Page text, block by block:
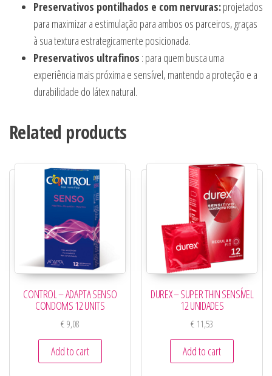
Preservativos pontilhados e com nervuras:projetados
para maximizar a estimulação para ambos os parceiros, graças
à sua textura estrategicamente posicionada.
Preservativos ultrafinos : para quem busca uma
experiência mais próxima e sensível, mantendo a proteção e a
durabilidade do látex natural.
Related products
CONTROL – ADAPTA SENSO
CONDOMS 12 UNITS
€9,08
Add to cart
DUREX – SUPER THIN SENSÍVEL
12 UNIDADES
€ 11,53
Add to cart